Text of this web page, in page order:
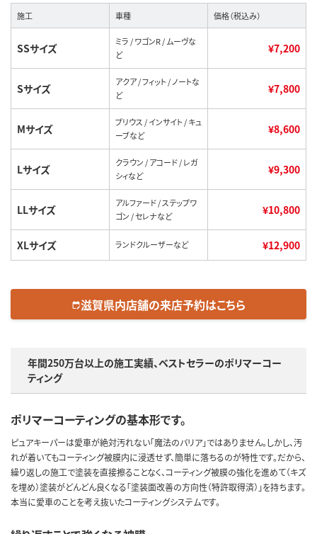
施工 車種 価格（税込み）
SSサイズ
ミラ / ワゴンR / ムーヴな
ど
¥7,200
Sサイズ
アクア / フィット / ノートな
ど
¥7,800
Mサイズ
プリウス / インサイト / キュ
ーブなど
¥8,600
Lサイズ
クラウン / アコード / レガ
シィなど
¥9,300
LLサイズ
アルファード / ステップワ
ゴン / セレナなど
¥10,800
XLサイズ ランドクルーザーなど ¥12,900
edit_calendar滋賀県内店舗の来店予約はこちら
年間250万台以上の施工実績、ベストセラーのポリマーコー
ティング
ポリマーコーティングの基本形です。
ピュアキーパーは愛車が絶対汚れない「魔法のバリア」ではありません。しかし、汚
れが着いてもコーティング被膜内に浸透せず、簡単に落ちるのが特性です。だから、
繰り返しの施工で塗装を直接擦ることなく、コーティング被膜の強化を進めて（キズ
を埋め）塗装がどんどん良くなる「塗装面改善の方向性（特許取得済）」を持ちます。
本当に愛車のことを考え抜いたコーティングシステムです。